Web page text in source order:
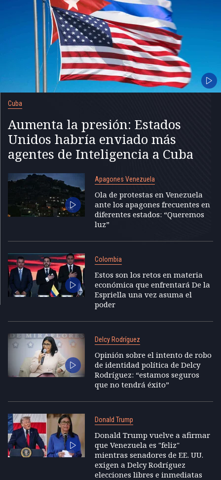
Cuba
Aumenta la presión: Estados
Unidos habría enviado más
agentes de Inteligencia a Cuba
Apagones Venezuela
Ola de protestas en Venezuela
ante los apagones frecuentes en
diferentes estados: “Queremos
luz”
Colombia
Estos son los retos en materia
económica que enfrentará De la
Espriella una vez asuma el
poder
Delcy Rodríguez
Opinión sobre el intento de robo
de identidad política de Delcy
Rodríguez: “estamos seguros
que no tendrá éxito”
Donald Trump
Donald Trump vuelve a afirmar
que Venezuela es "feliz"
mientras senadores de EE. UU.
exigen a Delcy Rodríguez
elecciones libres e inmediatas